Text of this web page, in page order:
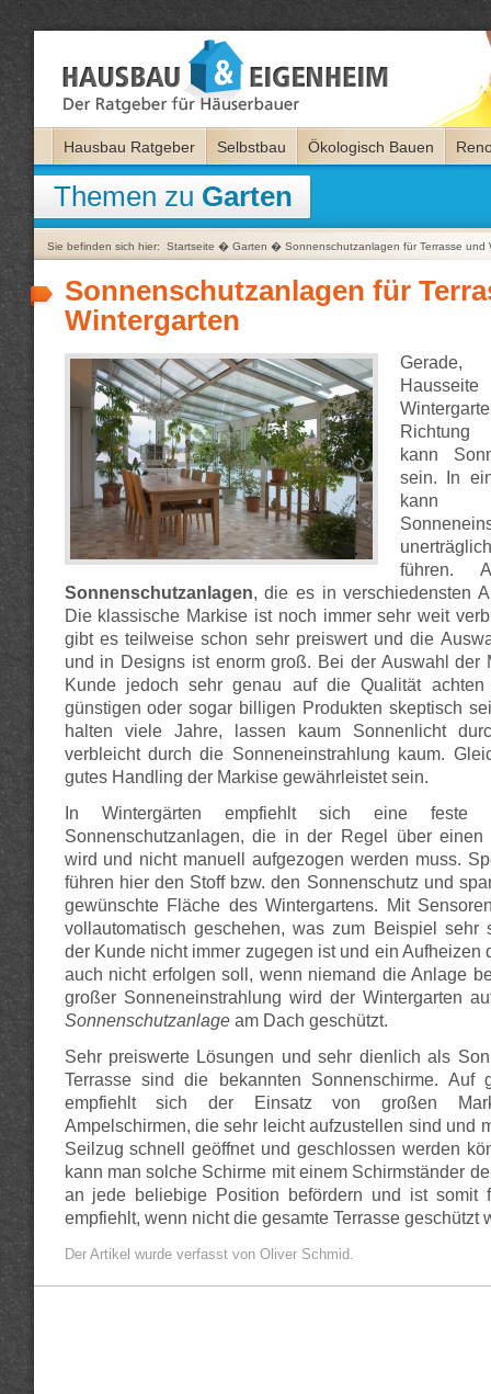
Hausbau Ratgeber Selbstbau Ökologisch Bauen
Themen zu Garten
Sie befinden sich hier: Startseite � Garten � Sonnenschutzanlagen für Terrasse und
Sonnenschutzanlagen für
Wintergarten
Richtung
kann
sein. In
kann
führen.
Sonnenschutzanlagen, die es in verschiedensten
Die klassische Markise ist noch immer sehr weit
gibt es teilweise schon sehr preiswert und die
und in Designs ist enorm groß. Bei der Auswahl der
Kunde jedoch sehr genau auf die Qualität
günstigen oder sogar billigen Produkten skeptisch
halten viele Jahre, lassen kaum Sonnenlicht
verbleicht durch die Sonneneinstrahlung kaum.
gutes Handling der Markise gewährleistet sein.
In Wintergärten empfiehlt sich eine feste
Sonnenschutzanlagen, die in der Regel über einen
wird und nicht manuell aufgezogen werden muss.
führen hier den Stoff bzw. den Sonnenschutz und
gewünschte Fläche des Wintergartens. Mit
vollautomatisch geschehen, was zum Beispiel sehr
der Kunde nicht immer zugegen ist und ein Aufheizen
auch nicht erfolgen soll, wenn niemand die Anlage
großer Sonneneinstrahlung wird der Wintergarten
Sonnenschutzanlageam Dach geschützt.
Sehr preiswerte Lösungen und sehr dienlich als
Terrasse sind die bekannten Sonnenschirme. Auf
empfiehlt sich der Einsatz von großen
Ampelschirmen, die sehr leicht aufzustellen sind und
Seilzug schnell geöffnet und geschlossen werden
kann man solche Schirme mit einem Schirmständer
an jede beliebige Position befördern und ist somit
empfiehlt, wenn nicht die gesamte Terrasse geschützt
Der Artikel wurde verfasst von Oliver Schmid.